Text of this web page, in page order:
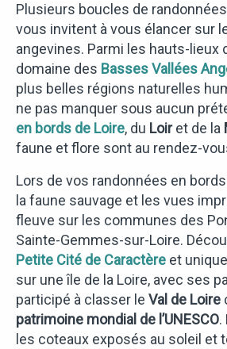
Plusieurs boucles de
vous invitent à vous élancer sur
angevines. Parmi les hauts-lieux
domaine des Basses Vallées
plus belles régions naturelles
ne pas manquer sous aucun
en bords de Loire, du Loiret de la
faune et flore sont au rendez-
Lors de vos randonnées en
la faune sauvage et les vues
fleuve sur les communes des
Sainte-Gemmes-sur-Loire.
Petite Cité de Caractère et
sur une île de la Loire, avec ses
participé à classer le Val de Loire
patrimoine mondial de l’UNESCO.
les coteaux exposés au soleil et